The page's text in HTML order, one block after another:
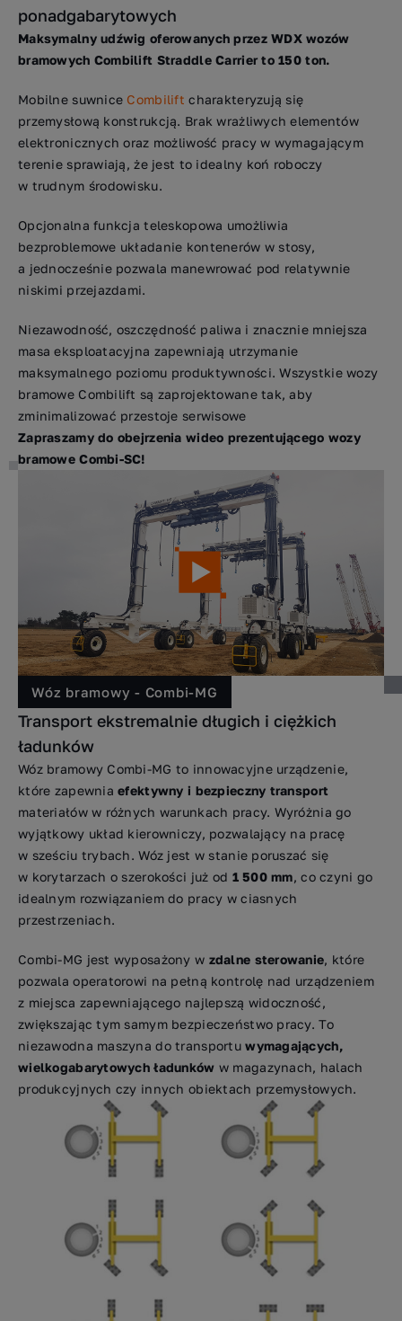
ponadgabarytowych
Maksymalny udźwig oferowanych przez WDX wozów
bramowych Combilift Straddle Carrier to 150 ton.
Mobilne suwnice Combilift charakteryzują się
przemysłową konstrukcją. Brak wrażliwych elementów
elektronicznych oraz możliwość pracy w wymagającym
terenie sprawiają, że jest to idealny koń roboczy
w trudnym środowisku.
Opcjonalna funkcja teleskopowa umożliwia
bezproblemowe układanie kontenerów w stosy,
a jednocześnie pozwala manewrować pod relatywnie
niskimi przejazdami.
Niezawodność, oszczędność paliwa i znacznie mniejsza
masa eksploatacyjna zapewniają utrzymanie
maksymalnego poziomu produktywności. Wszystkie wozy
bramowe Combilift są zaprojektowane tak, aby
zminimalizować przestoje serwisowe
Zapraszamy do obejrzenia wideo prezentującego wozy
bramowe Combi-SC!
Wóz bramowy - Combi-MG
Transport ekstremalnie długich i ciężkich
ładunków
Wóz bramowy Combi-MG to innowacyjne urządzenie,
które zapewniaefektywny i bezpieczny transport
materiałów w różnych warunkach pracy. Wyróżnia go
wyjątkowy układ kierowniczy, pozwalający na pracę
w sześciu trybach. Wóz jest w stanie poruszać się
w korytarzach o szerokości już od 1 500 mm, co czyni go
idealnym rozwiązaniem do pracy w ciasnych
przestrzeniach.
Combi-MG jest wyposażony w zdalne sterowanie, które
pozwala operatorowi na pełną kontrolę nad urządzeniem
z miejsca zapewniającego najlepszą widoczność,
zwiększając tym samym bezpieczeństwo pracy. To
niezawodna maszyna do transportuwymagających,
wielkogabarytowych ładunków w magazynach, halach
produkcyjnych czy innych obiektach przemysłowych.